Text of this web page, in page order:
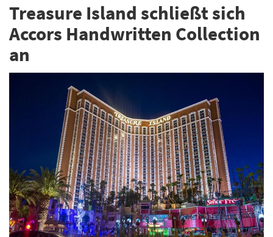
Treasure Island schließt sich
Accors Handwritten Collection
an